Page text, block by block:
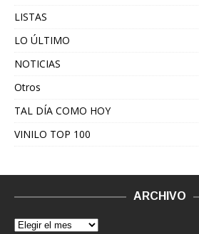
LISTAS
LO ÚLTIMO
NOTICIAS
Otros
TAL DÍA COMO HOY
VINILO TOP 100
ARCHIVO